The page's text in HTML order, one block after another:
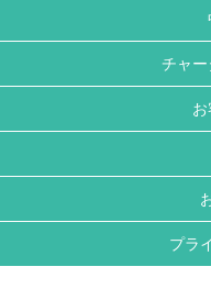
チャ
お
プラ